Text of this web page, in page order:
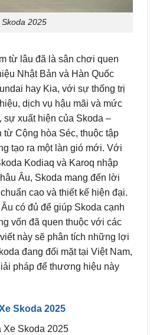
Skoda 2025
từ lâu đã là sân chơi quen
Nhật Bản và Hàn Quốc
hay Kia, với sự thống trị
dịch vụ hậu mãi và mức
sự xuất hiện của Skoda –
Cộng hòa Séc, thuộc tập
tạo ra một làn gió mới. Với
Kodiaq và Karoq nhập
Âu, Skoda mang đến lời
cao và thiết kế hiện đại.
có đủ để giúp Skoda cạnh
vốn đã quen thuộc với các
này sẽ phân tích những lợi
đang đối mặt tại Việt Nam,
pháp để thương hiệu này
Skoda 2025